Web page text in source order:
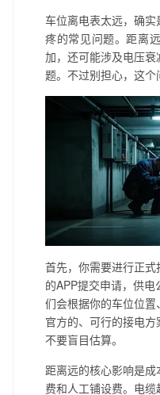
车位离电表太远，确实
疼的常见问题。距离
加，还可能涉及电压
题。不过别担心，这个
首先，你需要进行正
的APP提交申请，供
们会根据你的车位位
官方的、可行的接电
不要盲目估算。
距离远的核心影响是
费和人工铺设费。电